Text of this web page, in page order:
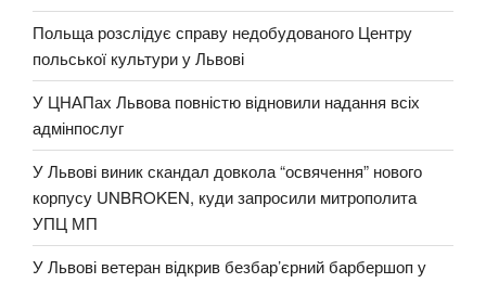
Польща розслідує справу недобудованого Центру
польської культури у Львові
У ЦНАПах Львова повністю відновили надання всіх
адмінпослуг
У Львові виник скандал довкола “освячення” нового
корпусу UNBROKEN, куди запросили митрополита
УПЦ МП
У Львові ветеран відкрив безбар’єрний барбершоп у